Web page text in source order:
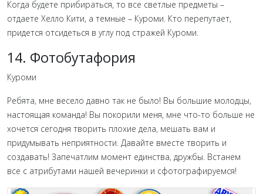
Когда будете прибираться, то все светлые предметы –
отдаете Хелло Кити, а темные – Куроми. Кто перепутает,
придется отсидеться в углу под стражей Куроми.
14. Фотобутафория
Куроми
Ребята, мне весело давно так не было! Вы большие молодцы,
настоящая команда! Вы покорили меня, мне что-то больше не
хочется сегодня творить плохие дела, мешать вам и
придумывать неприятности. Давайте вместе творить и
создавать! Запечатлим момент единства, дружбы. Встанем
все с атрибутами нашей вечеринки и сфотографируемся!